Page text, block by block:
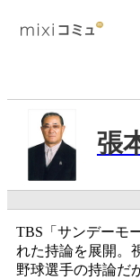
張
TBS「サンデーモ
れた持論を展開。
野球選手の持論だ